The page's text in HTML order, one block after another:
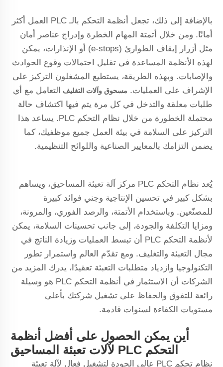
بالإضافة إلى ذلك، تجعل أنظمة التحكم بالـ PLC العمل أكثر
أمانًا. ومن خلال أتمتة المهام الخطرة وإدراج عناصر أمان
مثل أزرار إيقاف الطوارئ (e-stops) أو الإنذارات، يمكن
لهذه الأنظمة المساعدة في تقليل احتمالات وقوع الحوادث
والإصابات. وبهذه الطريقة، يستطيع المشغلون التركيز على
الإشراف على العمليات. مسحوق وآلات التغليف
التعامل مع أي
طلبات معلقة والتدخل في كل مرة يتم فيها اكتشاف حالة
محتملة الخطورة من خلال نظام التحكم PLC. يساعد هذا
التركيز على السلامة في بيئة العمل جميع موظفيك، كما
يضمن التزامك بالمعايير الصناعية واللوائح التنظيمية.
يُعد نظام التحكم PLC مركز آلة تعبئة المساحيق، ويساهم
بشكل كبير في تحسين الإنتاجية وجني فوائد كبيرة
للمصنّعين. وباستخدام الأتمتة، والرصد الفوري، والمرونة،
ومزايا التكلفة والجودة، إلى جانب تحسينات السلامة، يمكن
لأنظمة التحكم PLC أن تبسط العمليات وزيادة الناتج في
مجال التعبئة والتغليف. ومع تقدّم العالم واستمرار تطور
التكنولوجيا وازدياد متطلبات التعبئة تعقيدًا، يدرك المزيد من
الشركات أن الاستثمار في أنظمة التحكم PLC هو وسيلة
رائعة للتفوق والحفاظ على تشغيل شركتك بأعلى
مستويات الكفاءة لسنوات قادمة.
أين يمكن الحصول على أفضل أنظمة
التحكم PLC لآلات تعبئة المساحيق
نظام تحكم PLC عالي الجودة لتشغيل فعال لآلة تعبئة